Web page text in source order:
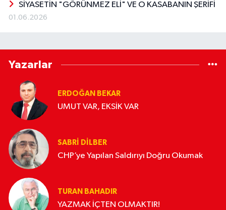
SİYASETİN "GÖRÜNMEZ ELİ" VE O KASABANIN ŞERİFİ
01.06.2026
Yazarlar
ERDOĞAN BEKAR
UMUT VAR, EKSİK VAR
SABRI DILBER
CHP’ye Yapılan Saldırıyı Doğru Okumak
TURAN BAHADIR
YAZMAK İÇTEN OLMAKTIR!